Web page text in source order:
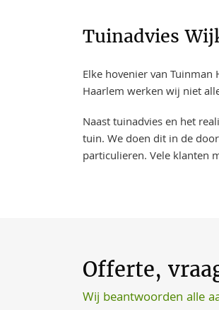
Tuinadvies
Elke hovenier van
Haarlem werken wij niet
Naast tuinadvies en het
tuin. We doen dit in de
particulieren. Vele klanten
Offerte,
Wij beantwoorden alle